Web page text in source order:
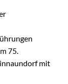
75.
mit